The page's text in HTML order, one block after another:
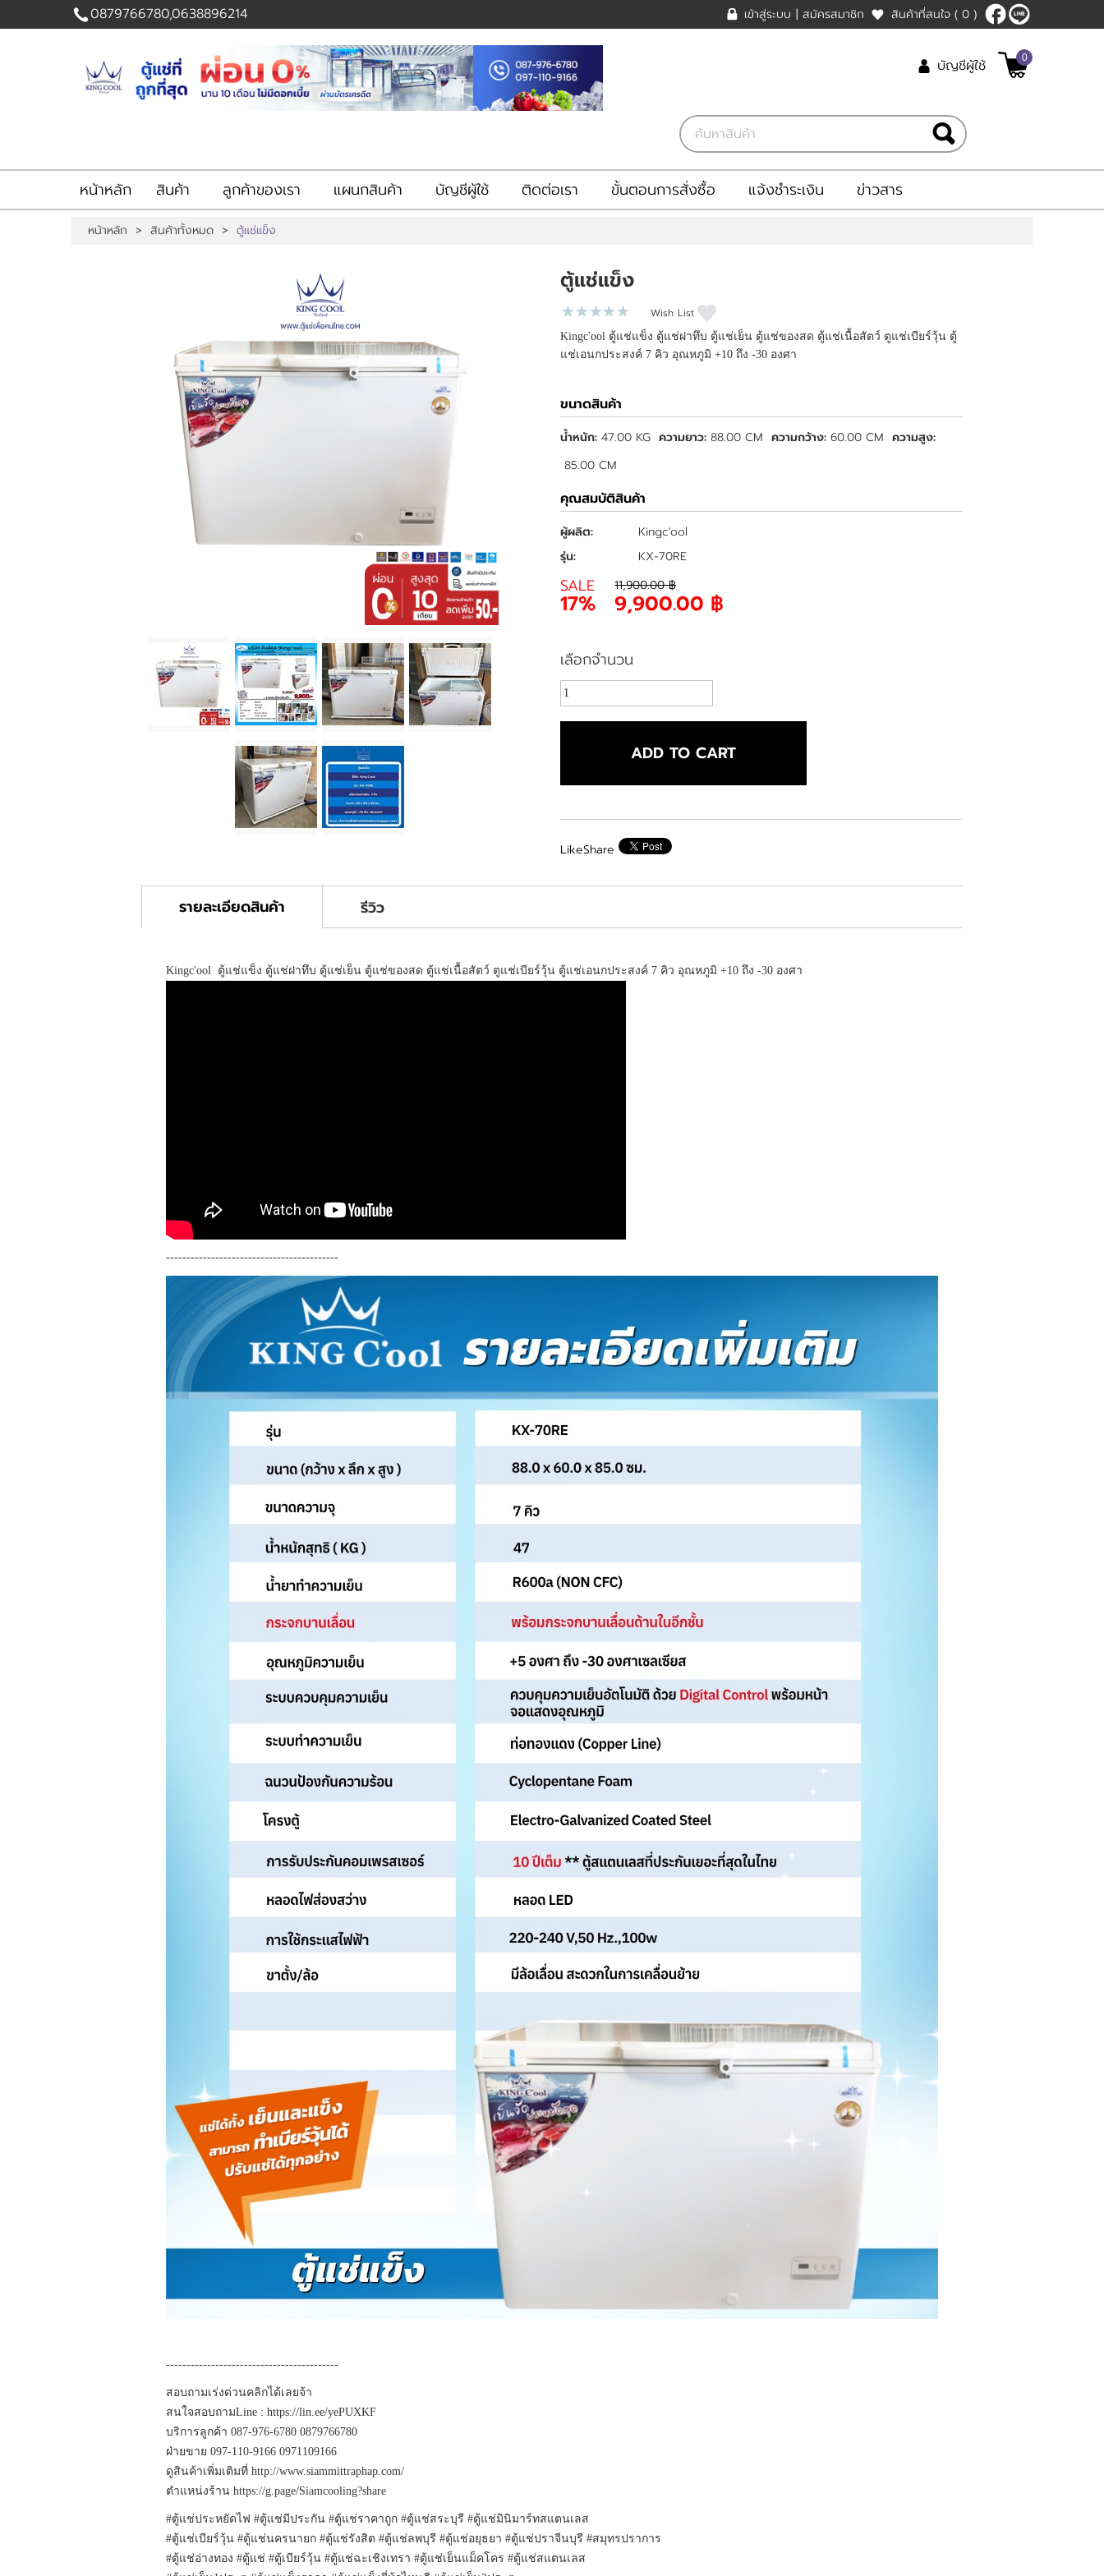
สินค้า
ลูกค้าของเรา
แผนกสินค้า
0879766780,0638896214 เข้าสู่ระบบ | สมัครสมาชิก สินค้าที่สนใจ ( 0 )
บัญชีผู้ใช้ 0
หน้าหลัก สินค้า ลูกค้าของเรา แผนกสินค้า บัญชีผู้ใช้ ติดต่อเรา ขั้นตอนการสั่งซื้อ แจ้งชำระเงิน ข่าวสาร
หน้าหลัก > สินค้าทั้งหมด > ตู้แช่แข็ง
ตู้แช่แข็ง
Wish List
Kingc'ool ตู้แช่แข็ง ตู้แช่ฝาทึบ ตู้แช่เย็น ตู้แช่ของสด ตู้แช่เนื้อสัตว์ ตูแช่เบียร์วุ้น ตู้
แช่เอนกประสงค์ 7 คิว อุณหภูมิ +10 ถึง -30 องศา
ขนาดสินค้า
น้ำหนัก: 47.00 KG ความยาว: 88.00 CM ความกว้าง: 60.00 CM ความสูง:
85.00 CM
คุณสมบัติสินค้า
ผู้ผลิต:
Kingc'ool
รุ่น:
KX-70RE
SALE
17%
11,900.00 ฿
9,900.00 ฿
เลือกจำนวน
ADD TO CART
LikeShare
รายละเอียดสินค้า รีวิว
Kingc'ool ตู้แช่แข็ง ตู้แช่ฝาทึบ ตู้แช่เย็น ตู้แช่ของสด ตู้แช่เนื้อสัตว์ ตูแช่เบียร์วุ้น ตู้แช่เอนกประสงค์ 7 คิว อุณหภูมิ +10 ถึง -30 องศา
------------------------------------------
------------------------------------------
สอบถามเร่งด่วนคลิกได้เลยจ้า
สนใจสอบถามLine : https://lin.ee/yePUXKF
บริการลูกค้า 087-976-6780 0879766780
ฝ่ายขาย 097-110-9166 0971109166
ดูสินค้าเพิ่มเติมที่ http://www.siammittraphap.com/
ตำแหน่งร้าน https://g.page/Siamcooling?share
#ตู้แช่ประหยัดไฟ #ตู้แช่มีประกัน #ตู้แช่ราคาถูก #ตู้แช่สระบุรี #ตู้แช่มินิมาร์ทสแตนเลส
#ตู้แช่เบียร์วุ้น #ตู้แช่นครนายก #ตู้แช่รังสิต #ตู้แช่ลพบุรี #ตู้แช่อยุธยา #ตู้แช่ปราจีนบุรี #สมุทรปราการ
#ตู้แช่อ่างทอง #ตู้แช่ #ตู้เบียร์วุ้น #ตู้แช่ฉะเชิงเทรา #ตู้แช่เย็นแม็คโคร #ตู้แช่สแตนเลส